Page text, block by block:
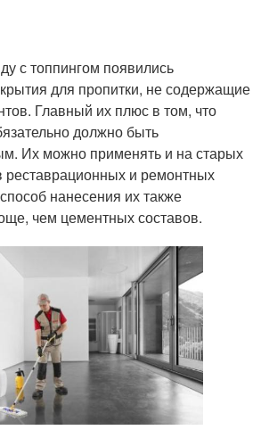
с топпингом появились
для пропитки, не содержащие
Главный их плюс в том, что
должно быть
Их можно применять и на старых
реставрационных и ремонтных
нанесения их также
чем цементных составов.